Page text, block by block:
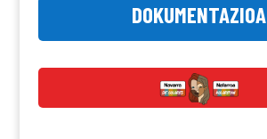
DOKUMENTAZIOA